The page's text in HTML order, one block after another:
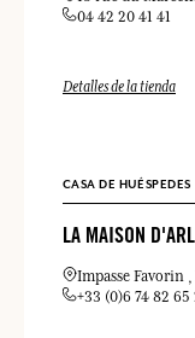
04 42 20 41 41
Detalles de la tienda
CASA DE HUÉSPEDES
LA MAISON
Impasse Favorin
+33 (0)6 74 82 65